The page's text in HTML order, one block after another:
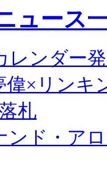
ュース
レンダー
偉×リンキ
札
ンド・ア